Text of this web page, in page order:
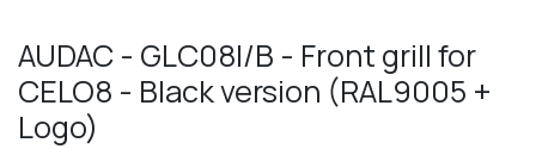
AUDAC - GLC08I/B - Front grill for
CELO8 - Black version (RAL9005 +
Logo)